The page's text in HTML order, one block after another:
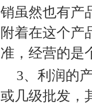
销虽然也有产
附着在这个产
准，经营的是
3、利润的
或几级批发，